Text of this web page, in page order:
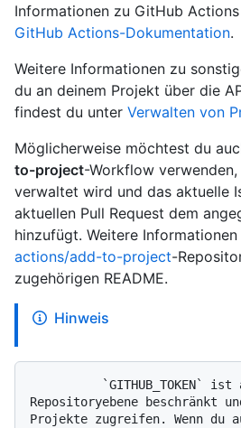
Informationen zu GitHub
GitHub Actions-Dokumentation.
Weitere Informationen zu
du an deinem Projekt über die
findest du unter Verwalten von
Möglicherweise möchtest du
to-project-Workflow
verwaltet wird und das aktuelle
aktuellen Pull Request dem
hinzufügt. Weitere
actions/add-to-project-
zugehörigen README.
Hinweis
Repositoryebene beschränkt
Projekte zugreifen. Wenn du